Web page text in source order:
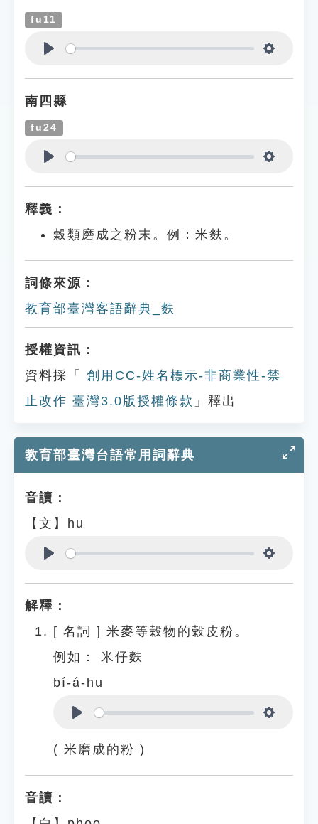
fu11
南四縣
fu24
釋義：
穀類磨成之粉末。例：米麩。
詞條來源：
教育部臺灣客語辭典_麩
授權資訊：
資料採「
創用CC-姓名標示-非商業性-禁
止改作 臺灣3.0版授權條款 」釋出
教育部臺灣台語常用詞辭典
音讀：
【文】hu
解釋：
[ 名詞 ] 米麥等穀物的穀皮粉。
例如：
米仔麩
bí-á-hu
( 米磨成的粉 )
音讀：